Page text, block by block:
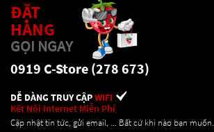
ĐẶT
HÀNG
GỌI NGAY
0919 C-Store (278 673)
DỄ DÀNG TRUY CẬPWIFI
Kết Nối Internet Miễn Phí
Cập nhật tin tức, gửi email, ... Bất cứ khi nào bạn muốn.